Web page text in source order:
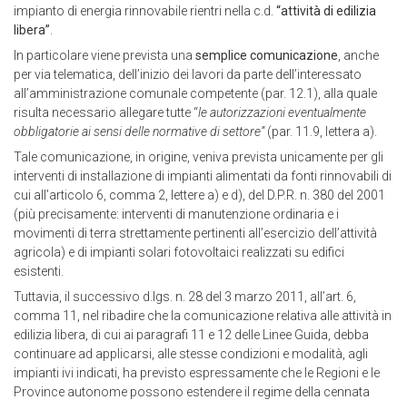
impianto di energia rinnovabile rientri nella c.d. “attività di edilizia
libera”
In particolare viene prevista una semplice comunicazione , anche
per via telematica, dell’inizio dei lavori da parte dell’interessato
all’amministrazione comunale competente (par. 12.1), alla quale
risulta necessario allegare tutte “le autorizzazioni eventualmente
obbligatorie ai sensi delle normative di settore”(par. 11.9, lettera a).
Tale comunicazione, in origine, veniva prevista unicamente per gli
interventi di installazione di impianti alimentati da fonti rinnovabili di
cui all’articolo 6, comma 2, lettere a) e d), del D.P.R. n. 380 del 2001
(più precisamente: interventi di manutenzione ordinaria e i
movimenti di terra strettamente pertinenti all’esercizio dell’attività
agricola) e di impianti solari fotovoltaici realizzati su edifici
esistenti.
Tuttavia, il successivo d.lgs. n. 28 del 3 marzo 2011, all’art. 6,
comma 11, nel ribadire che la comunicazione relativa alle attività in
edilizia libera, di cui ai paragrafi 11 e 12 delle Linee Guida, debba
continuare ad applicarsi, alle stesse condizioni e modalità, agli
impianti ivi indicati, ha previsto espressamente che le Regioni e le
Province autonome possono estendere il regime della cennata